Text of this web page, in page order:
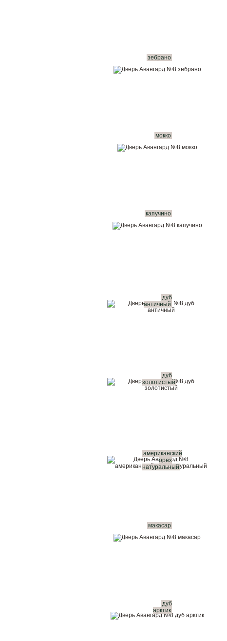
зебрано
мокко
капучино
дуб
античный
дуб
золотистый
американский
орех
натуральный
макасар
дуб
арктик